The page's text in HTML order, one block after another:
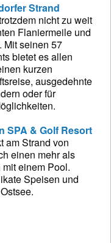
Strand
nicht zu weit
Flaniermeile und
Mit seinen 57
bietet es allen
kurzen
ausgedehnte
oder für
SPA & Golf Resort
am Strand von
einen mehr als
einem Pool.
Speisen und